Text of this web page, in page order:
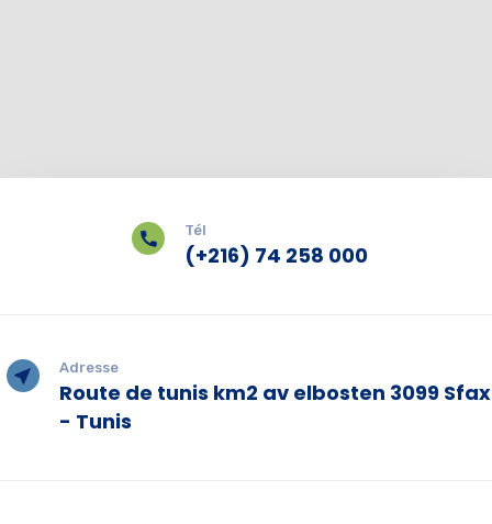
Tél
(+216) 74 258 000
Adresse
Route de tunis km2 av elbosten 3099 Sfax
- Tunis